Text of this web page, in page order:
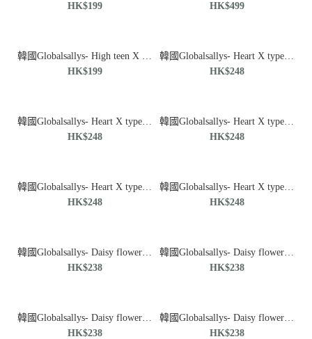
韓國 Noutti - 連帽風衣_米色♡寵物衫
HK$199
HK$499
韓國Globalsallys- High teen X type harness (Red) 胸背帶
HK$199
韓國Globalsallys- Heart X type harness (Yellow)胸背帶
HK$248
韓國Globalsallys- Heart X type harness (Blue)胸背帶
HK$248
韓國Globalsallys- Heart X type harness (Green)胸背帶
HK$248
韓國Globalsallys- Heart X type harness (Black)胸背帶♡寵物衫
HK$248
韓國Globalsallys- Heart X type harness (Ivory)胸背帶
HK$248
韓國Globalsallys- Daisy flower X type harness (Yellow)胸背帶
HK$238
韓國Globalsallys- Daisy flower X type harness (Blue)胸背帶
HK$238
韓國Globalsallys- Daisy flower X type harness (Olive)胸背帶
HK$238
韓國Globalsallys- Daisy flower X type harness (Brown)胸背帶
HK$238